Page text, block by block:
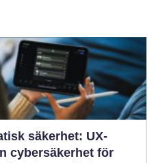
säkerhet: UX-
cybersäkerhet för